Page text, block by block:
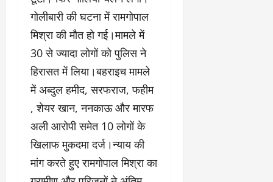
गोलीबारी की घटना में रामगोपाल
मिश्रा की मौत हो गई।मामले में
30 से ज्यादा लोगों को पुलिस ने
हिरासत में लिया।बहराइच मामले
में अब्दुल हमीद, सरफराज, फहीम
, शेयर खान, ननकाऊ और मारफ
अली आरोपी समेत 10 लोगों के
खिलाफ मुकदमा दर्ज।न्याय की
मांग करते हुए रामगोपाल मिश्रा का